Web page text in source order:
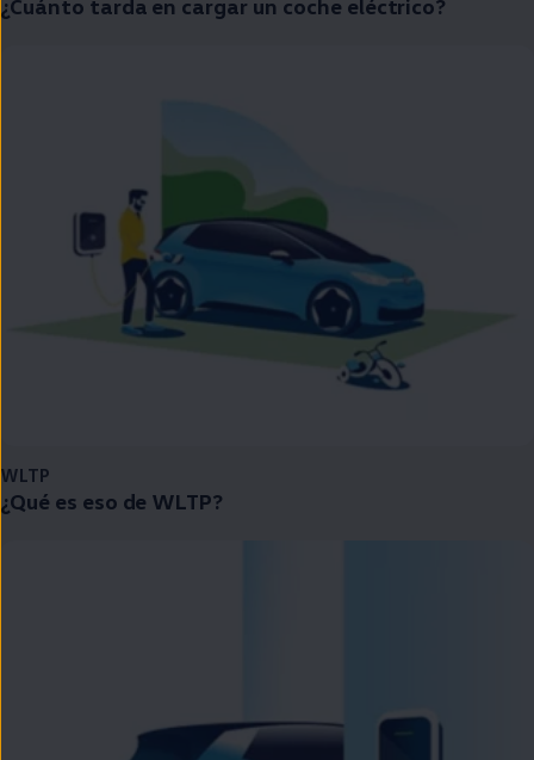
¿Cuánto tarda en cargar un coche eléctrico?
WLTP
¿Qué es eso de WLTP?